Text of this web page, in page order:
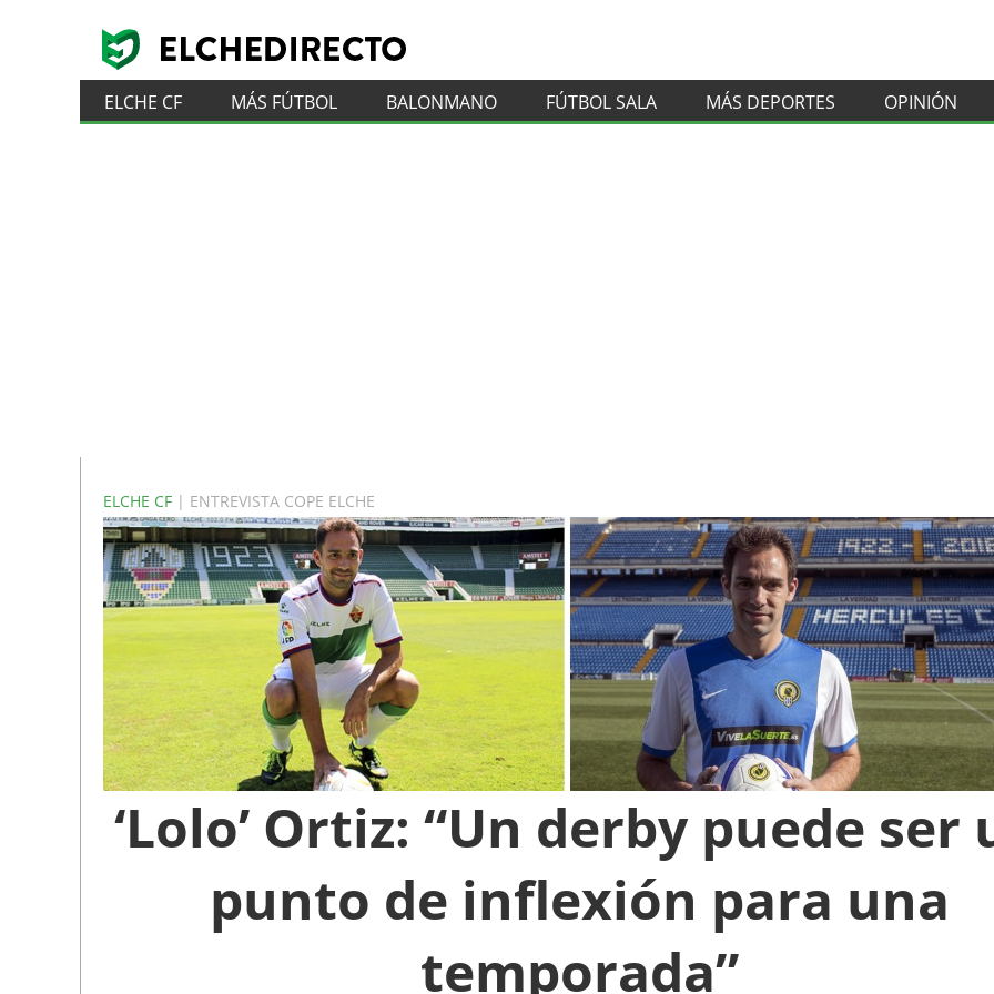
ELCHE CF MÁS FÚTBOL BALONMANO FÚTBOL SALA MÁS DEPORTES OPINIÓN
ELCHE CF | ENTREVISTA COPE ELCHE
‘Lolo’ Ortiz: “Un derby puede ser
punto de inflexión para una
temporada”